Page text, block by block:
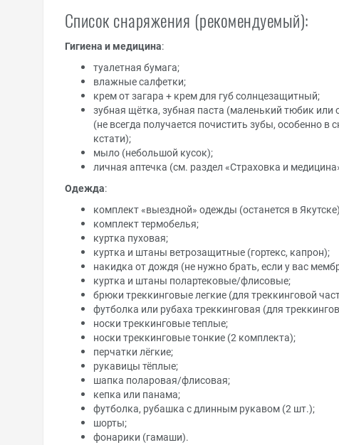
Список снаряжения (рекомендуемый):
Гигиена и медицина:
туалетная бумага;
влажные салфетки;
крем от загара + крем для губ солнцезащитный;
зубная щётка, зубная паста (маленький тюбик
(не всегда получается почистить зубы, особенно
кстати);
мыло (небольшой кусок);
личная аптечка (см. раздел «Страховка и
Одежда:
комплект «выездной» одежды (останется в
комплект термобелья;
куртка пуховая;
куртка и штаны ветрозащитные (гортекс, капрон);
накидка от дождя (не нужно брать, если у вас
куртка и штаны полартековые/флисовые;
брюки треккинговые легкие (для треккинговой
футболка или рубаха треккинговая (для
носки треккинговые теплые;
носки треккинговые тонкие (2 комплекта);
перчатки лёгкие;
рукавицы тёплые;
шапка поларовая/флисовая;
кепка или панама;
футболка, рубашка с длинным рукавом (2 шт.);
шорты;
фонарики (гамаши).